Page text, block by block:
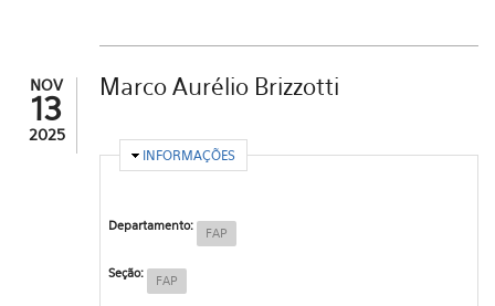
NOV
13
2025
Marco Aurélio Brizzotti
OCULTAR
INFORMAÇÕES
Departamento: FAP
Seção: FAP